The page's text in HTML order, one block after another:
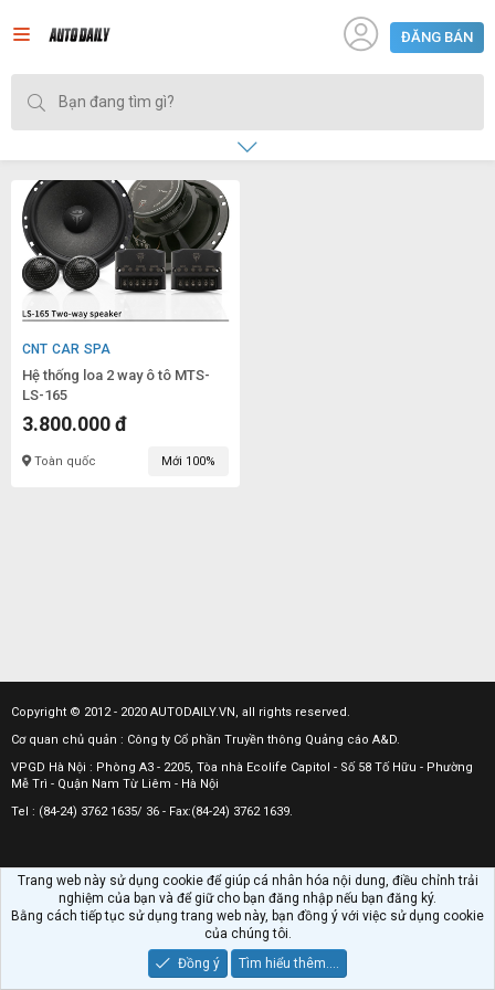
ĐĂNG BÁN
CNT CAR SPA
Hệ thống loa 2 way ô tô MTS-
LS-165
3.800.000 đ
Toàn quốc Mới 100%
Copyright © 2012 - 2020 AUTODAILY.VN, all rights reserved.
Cơ quan chủ quản : Công ty Cổ phần Truyền thông Quảng cáo A&D.
VPGD Hà Nội : Phòng A3 - 2205, Tòa nhà Ecolife Capitol - Số 58 Tố Hữu - Phường
Mễ Trì - Quận Nam Từ Liêm - Hà Nội
Tel : (84-24) 3762 1635/ 36 - Fax:(84-24) 3762 1639.
Trang web này sử dụng cookie để giúp cá nhân hóa nội dung, điều chỉnh trải
nghiệm của bạn và để giữ cho bạn đăng nhập nếu bạn đăng ký.
Bằng cách tiếp tục sử dụng trang web này, bạn đồng ý với việc sử dụng cookie
của chúng tôi.
Đồng ý
Tìm hiểu thêm.…